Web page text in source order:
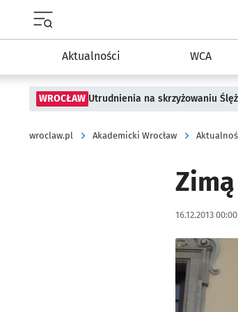
Menu główne portalu wroclaw.pl
Aktualności WCA
WROCŁAW Utrudnienia na skrzyżowaniu
wroclaw.pl Akademicki Wrocław
Data publikacji:
16.12.2013 00:00
Kliknij, aby